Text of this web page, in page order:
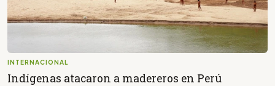
INTERNACIONAL
Indígenas atacaron a madereros en Perú